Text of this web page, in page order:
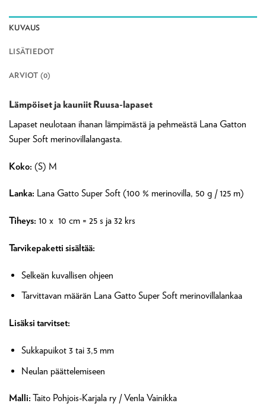
KUVAUS
LISÄTIEDOT
ARVIOT (0)
Lämpöiset ja kauniit Ruusa-lapaset
Lapaset neulotaan ihanan lämpimästä ja pehmeästä Lana Gatton
Super Soft merinovillalangasta.
Koko: (S) M
Lanka: Lana Gatto Super Soft (100 % merinovilla, 50 g / 125 m)
Tiheys: 10 x 10 cm = 25 s ja 32 krs
Tarvikepaketti sisältää:
Selkeän kuvallisen ohjeen
Tarvittavan määrän Lana Gatto Super Soft merinovillalankaa
Lisäksi tarvitset:
Sukkapuikot 3 tai 3,5 mm
Neulan päättelemiseen
Malli: Taito Pohjois-Karjala ry / Venla Vainikka